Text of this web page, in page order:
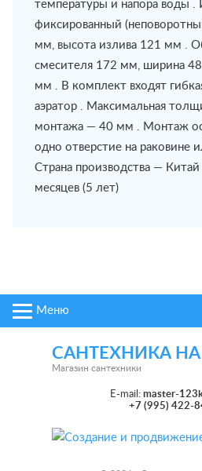
температуры и напора воды .
фиксированный
мм, высота излива 121 мм .
смесителя 172 мм, ширина
мм . В комплект входят
аэратор . Максимальная
монтажа — 40 мм . Монтаж
одно отверстие на раковине
Страна производства —
месяцев (5 лет)
Меню
САНТЕХНИКА
Магазин сантехники
E-mail: master-
+7 (995) 422-